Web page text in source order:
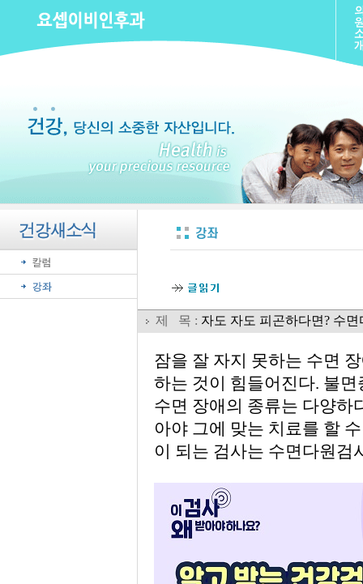
제 목 : 자도 자도 피곤하다면? 수
잠을 잘 자지 못하는 수면
하는 것이 힘들어진다. 불
수면 장애의 종류는 다양하
아야 그에 맞는 치료를 할
이 되는 검사는 수면다원검